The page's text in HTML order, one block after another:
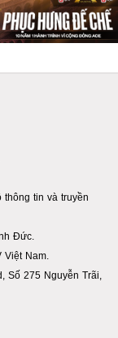
tin và truyền
Đức.
Việt Nam.
Số 275 Nguyễn Trãi,